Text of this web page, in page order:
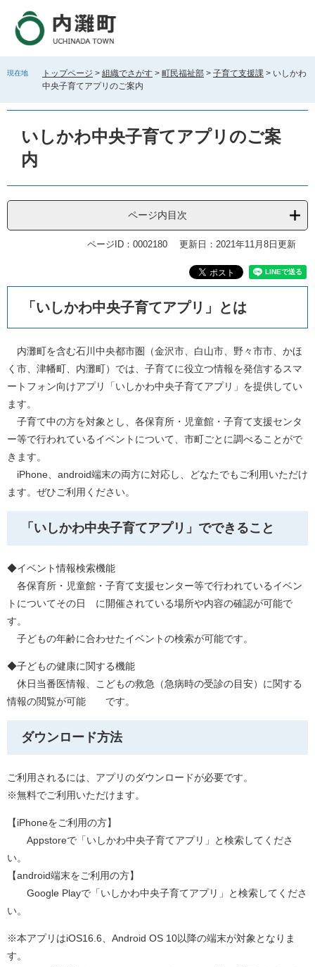
す
し
現在地 トップページ > 組織でさがす > 町民福祉部 > 子育て支援課 > いしかわ
中央子育てアプリのご案内
いしかわ中央子育てアプリのご案
内
ページ内目次
ページID：0002180 更新日：2021年11月8日更新
「いしかわ中央子育てアプリ」とは
内灘町を含む石川中央都市圏（金沢市、白山市、野々市市、かほ
く市、津幡町、内灘町）では、子育てに役立つ情報を発信するスマ
ートフォン向けアプリ「いしかわ中央子育てアプリ」を提供してい
ます。
子育て中の方を対象とし、各保育所・児童館・子育て支援センタ
ー等で行われているイベントについて、市町ごとに調べることがで
きます。
iPhone、android端末の両方に対応し、どなたでもご利用いただけ
ます。ぜひご利用ください。
「いしかわ中央子育てアプリ」でできること
◆イベント情報検索機能
各保育所・児童館・子育て支援センター等で行われているイベン
トについてその日 に開催されている場所や内容の確認が可能で
す。
子どもの年齢に合わせたイベントの検索が可能です。
◆子どもの健康に関する機能
休日当番医情報、こどもの救急（急病時の受診の目安）に関する
情報の閲覧が可能 です。
ダウンロード方法
ご利用されるには、アプリのダウンロードが必要です。
※無料でご利用いただけます。
【iPhoneをご利用の方】
Appstoreで「いしかわ中央子育てアプリ」と検索してくださ
い。
【android端末をご利用の方】
Google Playで「いしかわ中央子育てアプリ」と検索してくださ
い。
※本アプリはiOS16.6、Android OS 10以降の端末が対象となりま
す。